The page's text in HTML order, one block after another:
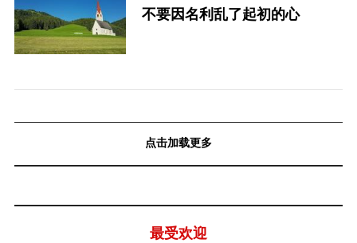
不要因名利乱了起初的心
点击加载更多
最受欢迎